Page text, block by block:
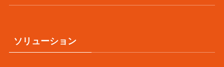
ソリューション